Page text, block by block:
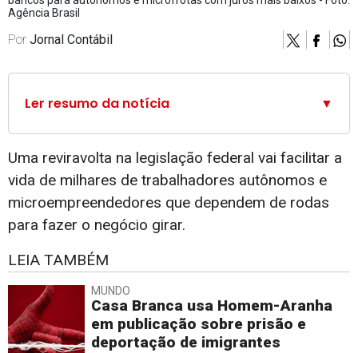
Agência Brasil
Por Jornal Contábil
Ler resumo da notícia ▼
Uma reviravolta na legislação federal vai facilitar a
vida de milhares de trabalhadores autônomos e
microempreendedores que dependem de rodas
para fazer o negócio girar.
LEIA TAMBÉM
MUNDO
Casa Branca usa Homem-Aranha
em publicação sobre prisão e
deportação de imigrantes